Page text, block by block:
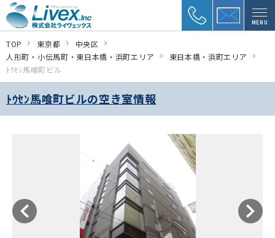
MENU
TOP 東京都
中央区
人形町・小伝馬町・東日本橋・浜町エリア
東日本橋・浜町エリア
ﾄｳｾﾝ馬喰町ビル
ﾄｳｾﾝ馬喰町ビルの空き室情報